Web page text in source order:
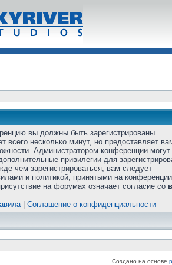
вы должны быть зарегистрированы.
всего несколько минут, но предоставляет
Администратором конференции
привилегии для
чем зарегистрироваться, вам следует
и политикой, принятыми на
на форумах означает согласие со
| Соглашение о конфиденциальности
Создано на основе